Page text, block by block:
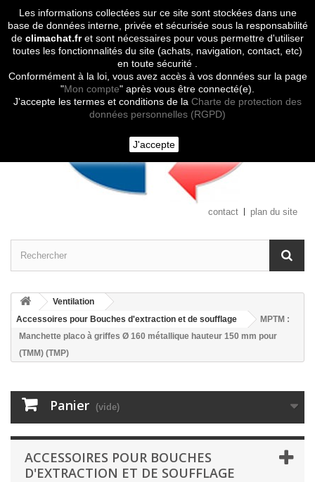
Les informations collectées sur ce site sont stockées dans une
base de données interne, privée et sécurisée sous la responsabilité
de climachat.fret sont nécessaires pour vous permettre d'utiliser
toutes les fonctionnalités du site (achats, navigation, contact, etc)
en toute sécurité .
Conformément à la loi, vous avez accès à vos données sur la page
"Mon compte" après vous être connecté(e).
J'accepte les termes et conditions de la Charte de protection des
données personnelles (RGPD)
J'accepte
Contactez-nous
contact plan du site
Ventilation
Accessoires pour Bouches d'extraction et de soufflage
MPTM :
Manchette placo à griffes Ø 160 métallique hauteur 150 mm pour
(TMM) (TMP)
Panier (vide)
ACCESSOIRES POUR BOUCHES
D'EXTRACTION ET DE SOUFFLAGE